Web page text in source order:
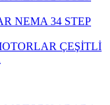
NEMA 34 STEP
ÇEŞİTLİ